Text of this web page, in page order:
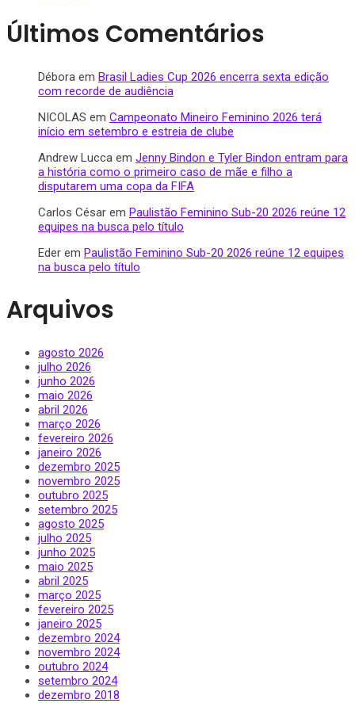
Últimos Comentários
Débora em Brasil Ladies Cup 2026 encerra sexta edição
com recorde de audiência
NICOLAS em Campeonato Mineiro Feminino 2026 terá
início em setembro e estreia de clube
Andrew Lucca em Jenny Bindon e Tyler Bindon entram para
a história como o primeiro caso de mãe e filho a
disputarem uma copa da FIFA
Carlos César em Paulistão Feminino Sub-20 2026 reúne 12
equipes na busca pelo título
Eder em Paulistão Feminino Sub-20 2026 reúne 12 equipes
na busca pelo título
Arquivos
agosto 2026
julho 2026
junho 2026
maio 2026
abril 2026
março 2026
fevereiro 2026
janeiro 2026
dezembro 2025
novembro 2025
outubro 2025
setembro 2025
agosto 2025
julho 2025
junho 2025
maio 2025
abril 2025
março 2025
fevereiro 2025
janeiro 2025
dezembro 2024
novembro 2024
outubro 2024
setembro 2024
dezembro 2018